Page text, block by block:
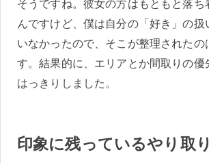
そうですね。彼女の方はもともと落ち
んですけど、僕は自分の「好き」の扱
いなかったので、そこが整理されたの
す。結果的に、エリアとか間取りの優
はっきりしました。
印象に残っているやり取